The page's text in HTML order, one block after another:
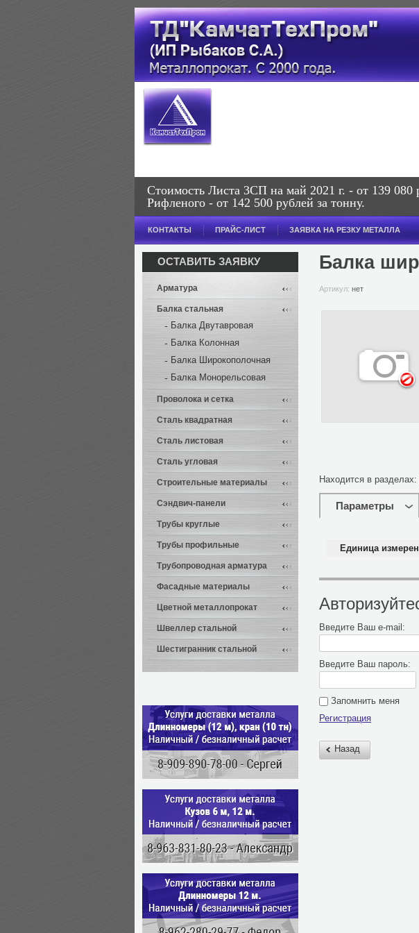
Стоимость Листа 3СП на май 2021 г. - от 139
Рифленого - от 142 500 рублей за тонну.
КОНТАКТЫ ПРАЙС-ЛИСТ ЗАЯВКА НА РЕЗКУ МЕТАЛЛА
Балка
Артикул: нет
Находится в разделах:
Параметры
Единица
Введите Ваш e-mail:
Введите Ваш пароль:
Запомнить меня
Регистрация
Назад
ОСТАВИТЬ ЗАЯВКУ
Арматура
Балка стальная
Балка Двутавровая
Балка Колонная
Балка Широкополочная
Балка Монорельсовая
Проволока и сетка
Сталь квадратная
Сталь листовая
Сталь угловая
Строительные материалы
Сэндвич-панели
Трубы круглые
Трубы профильные
Трубопроводная арматура
Фасадные материалы
Цветной металлопрокат
Швеллер стальной
Шестигранник стальной